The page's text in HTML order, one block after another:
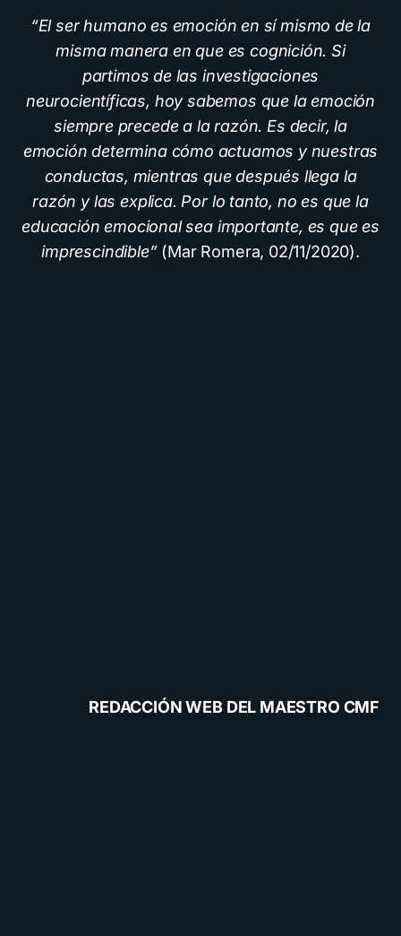
“El ser humano es emoción en sí mismo de la
misma manera en que es cognición. Si
partimos de las investigaciones
neurocientíficas, hoy sabemos que la emoción
siempre precede a la razón. Es decir, la
emoción determina cómo actuamos y nuestras
conductas, mientras que después llega la
razón y las explica. Por lo tanto, no es que la
educación emocional sea importante, es que es
imprescindible” (Mar Romera, 02/11/2020).
REDACCIÓN WEB DEL MAESTRO CMF